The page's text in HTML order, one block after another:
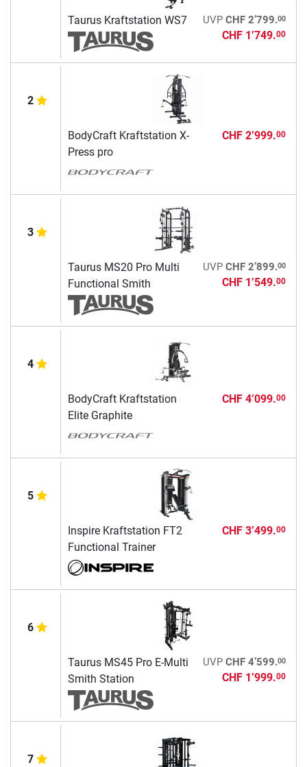
Taurus Kraftstation WS7 UVP CHF 2’799.00
CHF 1’749.00
2
BodyCraft Kraftstation X-
Press pro
CHF 2’999.00
3
Taurus MS20 Pro Multi
Functional Smith
UVP CHF 2’899.00
CHF 1’549.00
4
BodyCraft Kraftstation
Elite Graphite
CHF 4’099.00
5
Inspire Kraftstation FT2
Functional Trainer
CHF 3’499.00
6
Taurus MS45 Pro E-Multi
Smith Station
UVP CHF 4’599.00
CHF 1’999.00
7